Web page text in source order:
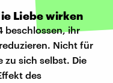
Liebe wirken
beschlossen, ihr
Nicht für
zu sich selbst. Die
des